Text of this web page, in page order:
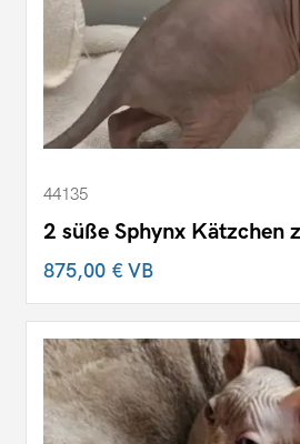
44135
2 süße Sphynx Kätzchen
875,00 €VB